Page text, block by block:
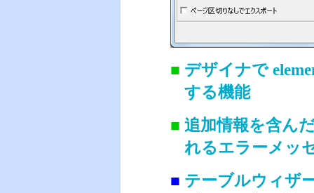
■ デザイナで
する機能
■ 追加情報を含ん
れるエラーメッ
■ テーブルウィザ